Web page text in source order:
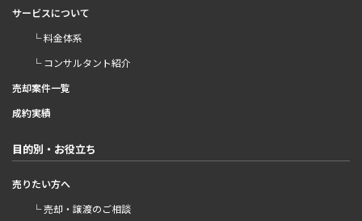
サービスについて
└ 料金体系
└ コンサルタント紹介
売却案件一覧
成約実績
目的別・お役立ち
売りたい方へ
└ 売却・譲渡のご相談